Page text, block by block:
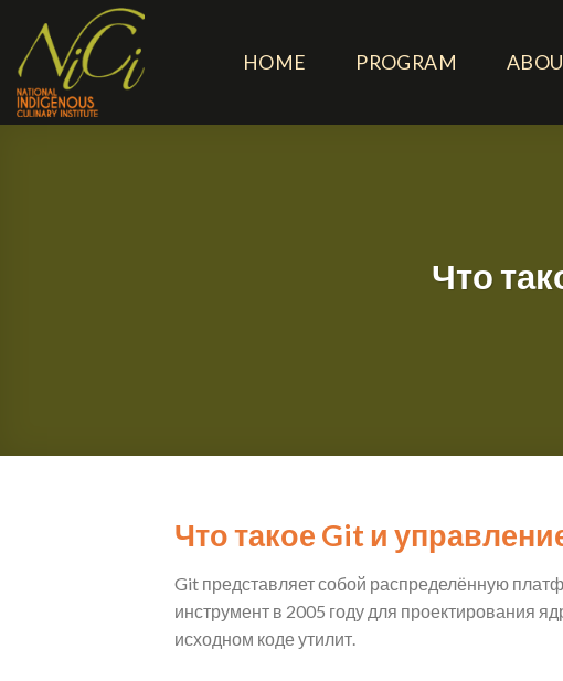
content
HOME PROGRAM
Что
Что такое Git и
Git представляет собой распределённую
инструмент в 2005 году для проектирования
исходном коде утилит.